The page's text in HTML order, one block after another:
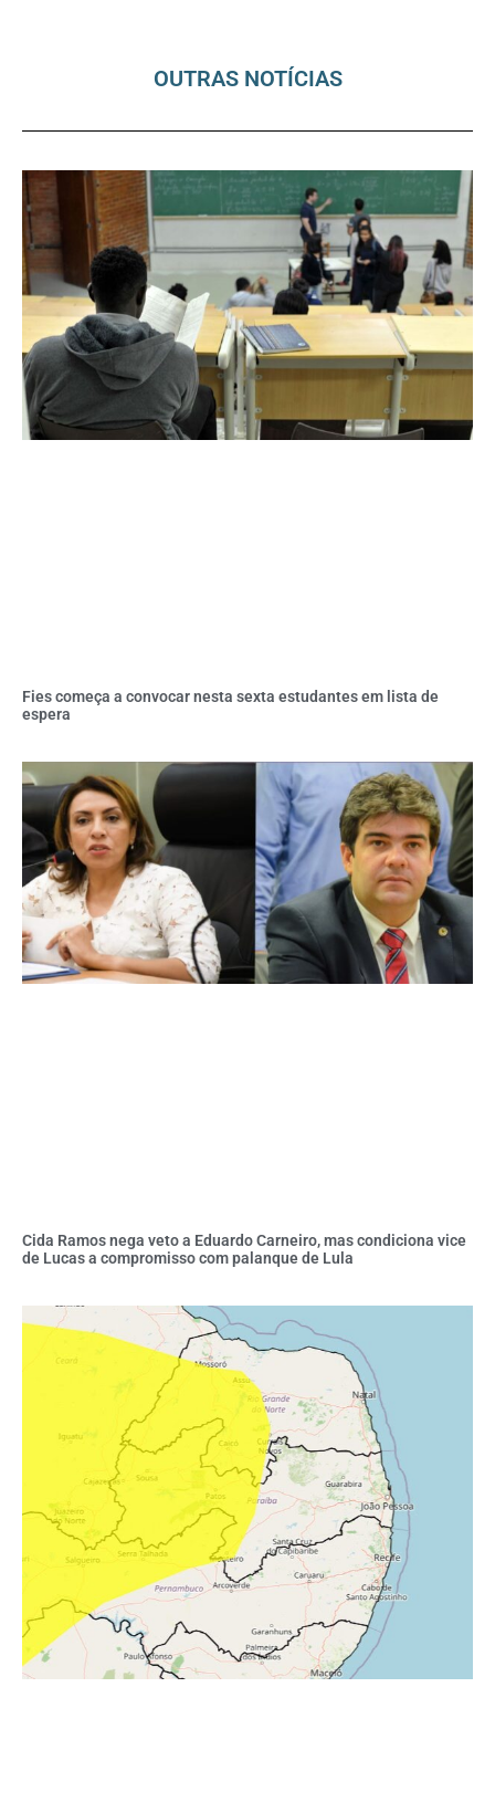
OUTRAS NOTÍCIAS
Fies começa a convocar nesta sexta estudantes em lista de
espera
Cida Ramos nega veto a Eduardo Carneiro, mas condiciona vice
de Lucas a compromisso com palanque de Lula